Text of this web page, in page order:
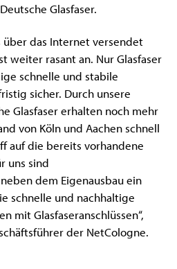
Glasfaser.
über das Internet versendet
weiter rasant an. Nur Glasfaser
schnelle und stabile
sicher. Durch unsere
Glasfaser erhalten noch mehr
von Köln und Aachen schnell
auf die bereits vorhandene
uns sind
dem Eigenausbau ein
schnelle und nachhaltige
mit Glasfaseranschlüssen“,
der NetCologne.